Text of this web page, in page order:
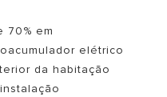
70% em
elétrico
da habitação